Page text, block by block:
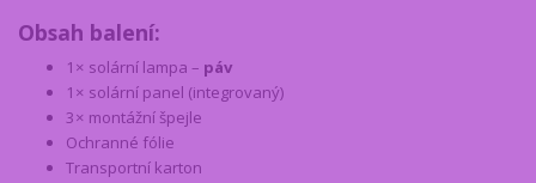
Obsah balení:
1× solární lampa – páv
1× solární panel (integrovaný)
3× montážní špejle
Ochranné fólie
Transportní karton